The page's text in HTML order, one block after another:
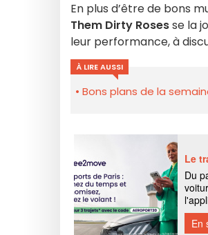
En plus d’être de bons
Them Dirty Rosesse la
leur performance, à
À LIRE AUSSI
Bons plans de la